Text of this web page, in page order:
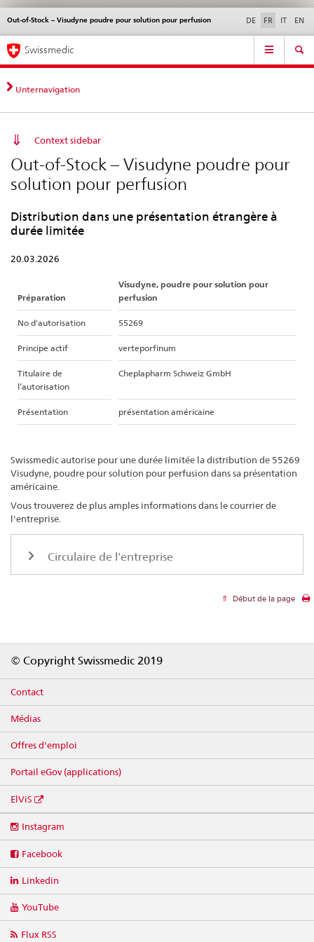
Navigation
directe:
actualités,
bases
contact
Actualités & Mises à
normes
Contact | Support &
aide
Out-of-Stock – Visudyne poudre pour solution pour perfusion DE FR IT EN
Service
Navigation
Swissmedic
Unternavigation
Context sidebar
Out-of-Stock – Visudyne poudre pour
solution pour perfusion
Distribution dans une présentation étrangère à
durée limitée
20.03.2026
Préparation
Visudyne, poudre pour solution pour
perfusion
No d'autorisation 55269
Principe actif verteporfinum
Titulaire de
l’autorisation
Cheplapharm Schweiz GmbH
Présentation présentation américaine
Swissmedic autorise pour une durée limitée la distribution de 55269
Visudyne, poudre pour solution pour perfusion dans sa présentation
américaine.
Vous trouverez de plus amples informations dans le courrier de
l'entreprise.
Circulaire de l'entreprise
Début de la page
© Copyright Swissmedic 2019
Contact
Médias
Offres d'emploi
Portail eGov (applications)
ElViS
media
Instagram
Facebook
Linkedin
YouTube
Flux RSS